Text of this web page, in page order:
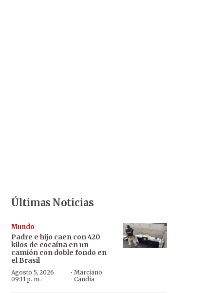
Últimas Noticias
Mundo
Padre e hijo caen con 420
kilos de cocaína en un
camión con doble fondo en
el Brasil
Agosto 5, 2026
09:11 p. m.
·Marciano
Candia